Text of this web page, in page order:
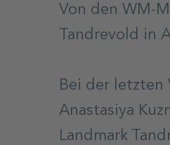
Von den WM-
Tandrevold in
Bei der letzten
Anastasiya
Landmark